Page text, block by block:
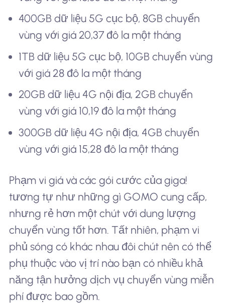
400GB dữ liệu 5G cục bộ, 8GB chuyển
vùng với giá 20,37 đô la một tháng
1TB dữ liệu 5G cục bộ, 10GB chuyển vùng
với giá 28 đô la một tháng
20GB dữ liệu 4G nội địa, 2GB chuyển
vùng với giá 10,19 đô la một tháng
300GB dữ liệu 4G nội địa, 4GB chuyển
vùng với giá 15,28 đô la một tháng
Phạm vi giá và các gói cước của giga!
tương tự như những gì GOMO cung cấp,
nhưng rẻ hơn một chút với dung lượng
chuyển vùng tốt hơn. Tất nhiên, phạm vi
phủ sóng có khác nhau đôi chút nên có thể
phụ thuộc vào vị trí nào bạn có nhiều khả
năng tận hưởng dịch vụ chuyển vùng miễn
phí được bao gồm.